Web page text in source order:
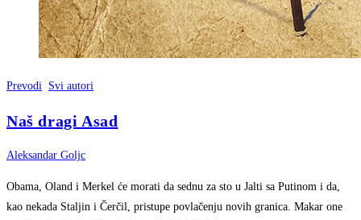
Prevodi Svi autori
Naš dragi Asad
Aleksandar Goljc
Obama, Oland i Merkel će morati da sednu za sto u Jalti sa Putinom i da,
kao nekada Staljin i Čerčil, pristupe povlačenju novih granica. Makar one